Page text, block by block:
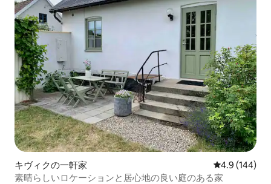
キヴィクの一軒家 レビュー144
4.9 (144)
素晴らしいロケーションと居心地の良い庭のある家